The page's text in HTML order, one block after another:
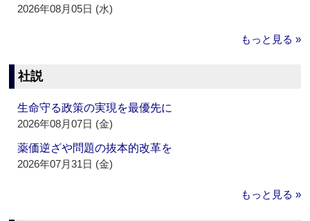
2026年08月05日 (水)
もっと見る »
社説
生命守る政策の実現を最優先に
2026年08月07日 (金)
薬価逆ざや問題の抜本的改革を
2026年07月31日 (金)
もっと見る »